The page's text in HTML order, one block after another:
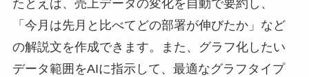
たとえば、売上データの変化を自動で要約し、
「今月は先月と比べてどの部署が伸びたか」など
の解説文を作成できます。また、グラフ化したい
データ範囲をAIに指示して、最適なグラフタイプ